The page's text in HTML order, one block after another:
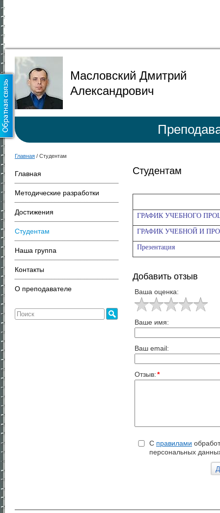
Масловский Дмитрий
Александрович
Главная / Студентам
Главная
Методические разработки
Достижения
Студентам
Наша группа
Контакты
О преподавателе
Студентам
ГРАФИК УЧЕБНОГО
ГРАФИК УЧЕБНОЙ И
Презентация
Добавить отзыв
Ваша оценка:
Ваше имя:
Ваш email:
Отзыв:*
С правилами
персональных